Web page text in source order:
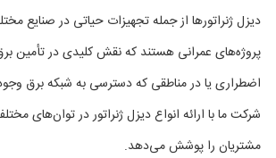
فروش
انواع
دیزل
ژنراتور
در
دیزل ژنراتورها از جمله تجهیزات حیاتی در صنایع
پروژه‌های عمرانی هستند که نقش کلیدی در تأمین
اضطراری یا در مناطقی که دسترسی به شبکه برق وجود
شرکت ما با ارائه انواع دیزل ژنراتور در توان‌های
مشتریان را پوشش می‌دهد.